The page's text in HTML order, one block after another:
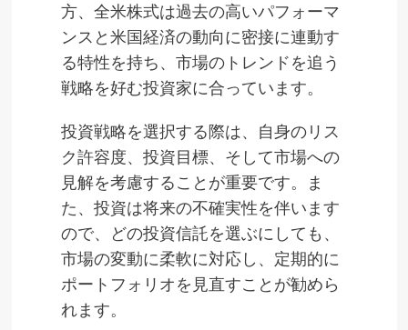
方、全米株式は過去の高いパフォーマ
ンスと米国経済の動向に密接に連動す
る特性を持ち、市場のトレンドを追う
戦略を好む投資家に合っています。
投資戦略を選択する際は、自身のリス
ク許容度、投資目標、そして市場への
見解を考慮することが重要です。ま
た、投資は将来の不確実性を伴います
ので、どの投資信託を選ぶにしても、
市場の変動に柔軟に対応し、定期的に
ポートフォリオを見直すことが勧めら
れます。